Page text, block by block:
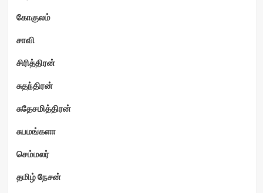
கோகுலம்
சாவி
சிரித்திரன்
சுதந்திரன்
சுதேசமித்திரன்
சுபமங்களா
செம்மலர்
தமிழ் நேசன்